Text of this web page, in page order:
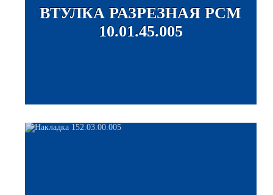
ВТУЛКА РАЗРЕЗНАЯ РСМ
10.01.45.005